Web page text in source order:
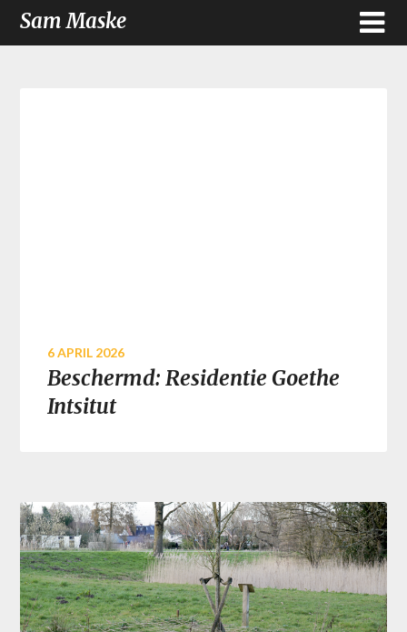
Sam Maske
6 APRIL 2026
Beschermd: Residentie Goethe
Intsitut